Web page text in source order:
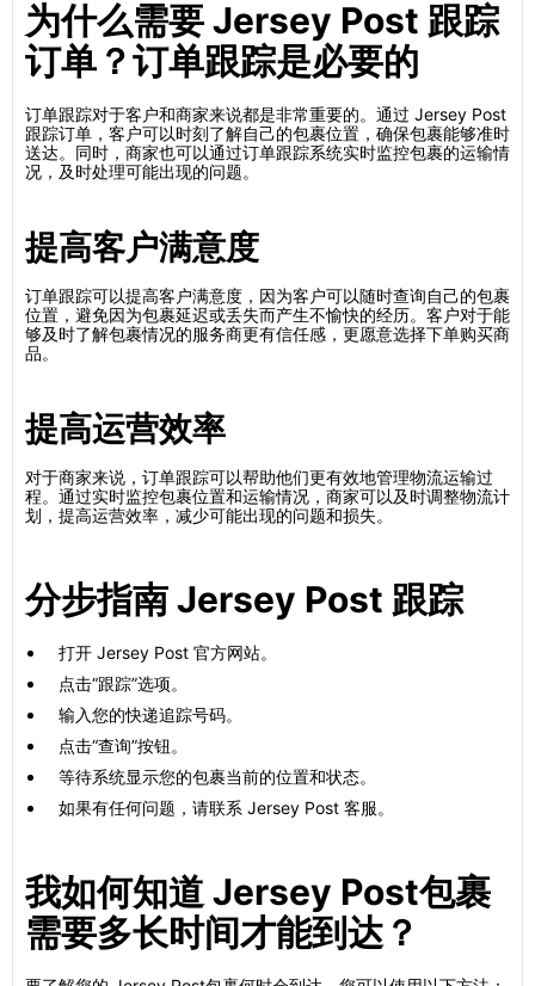
为什么需要 Jersey Post 跟踪
订单？订单跟踪是必要的
订单跟踪对于客户和商家来说都是非常重要的。通过 Jersey Post
跟踪订单，客户可以时刻了解自己的包裹位置，确保包裹能够准时
送达。同时，商家也可以通过订单跟踪系统实时监控包裹的运输情
况，及时处理可能出现的问题。
提高客户满意度
订单跟踪可以提高客户满意度，因为客户可以随时查询自己的包裹
位置，避免因为包裹延迟或丢失而产生不愉快的经历。客户对于能
够及时了解包裹情况的服务商更有信任感，更愿意选择下单购买商
品。
提高运营效率
对于商家来说，订单跟踪可以帮助他们更有效地管理物流运输过
程。通过实时监控包裹位置和运输情况，商家可以及时调整物流计
划，提高运营效率，减少可能出现的问题和损失。
分步指南 Jersey Post 跟踪
打开 Jersey Post 官方网站。
点击“跟踪”选项。
输入您的快递追踪号码。
点击“查询”按钮。
等待系统显示您的包裹当前的位置和状态。
如果有任何问题，请联系 Jersey Post 客服。
我如何知道 Jersey Post包裹
需要多长时间才能到达？